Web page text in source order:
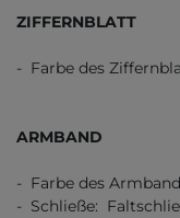
ZIFFERNBLATT
- Farbe des
ARMBAND
- Farbe des
- Schließe: